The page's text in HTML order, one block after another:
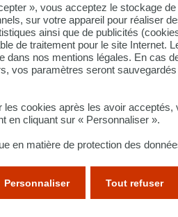
», vous acceptez le stockage
sur votre appareil pour réaliser
ainsi que de publicités
de traitement pour le site Internet.
dans nos mentions légales. En cas
vos paramètres seront
les cookies après les avoir acceptés,
en cliquant sur « Personnaliser ».
en matière de protection des
Tout refuser
Personnaliser